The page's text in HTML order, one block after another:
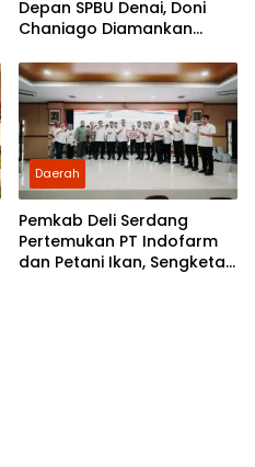
Depan SPBU Denai, Doni
Chaniago Diamankan
Daerah
Pemkab Deli Serdang
Pertemukan PT Indofarm
dan Petani Ikan, Sengketa